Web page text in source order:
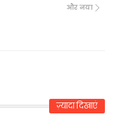
और नया
ज़्यादा दिखाएं